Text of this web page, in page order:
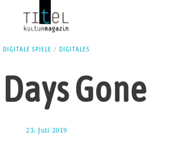
DIGITALE SPIELE / DIGITALES
Gone
23. Juli 2019